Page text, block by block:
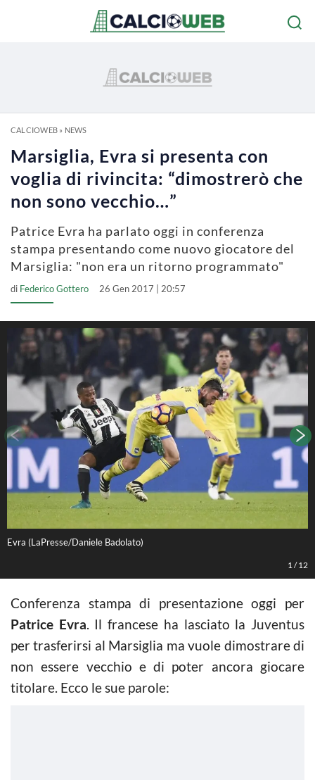
CALCIOWEB» NEWS
Marsiglia, Evra si presenta con
voglia di rivincita: “dimostrerò che
non sono vecchio…”
Patrice Evra ha parlato oggi in conferenza
stampa presentando come nuovo giocatore del
Marsiglia: "non era un ritorno programmato"
di Federico Gottero 26 Gen 2017 | 20:57
Evra (LaPresse/Daniele Badolato)
1 /12
Conferenza stampa di presentazione oggi per
Patrice Evra. Il francese ha lasciato la Juventus
per trasferirsi al Marsiglia ma vuole dimostrare di
non essere vecchio e di poter ancora giocare
titolare. Ecco le sue parole: